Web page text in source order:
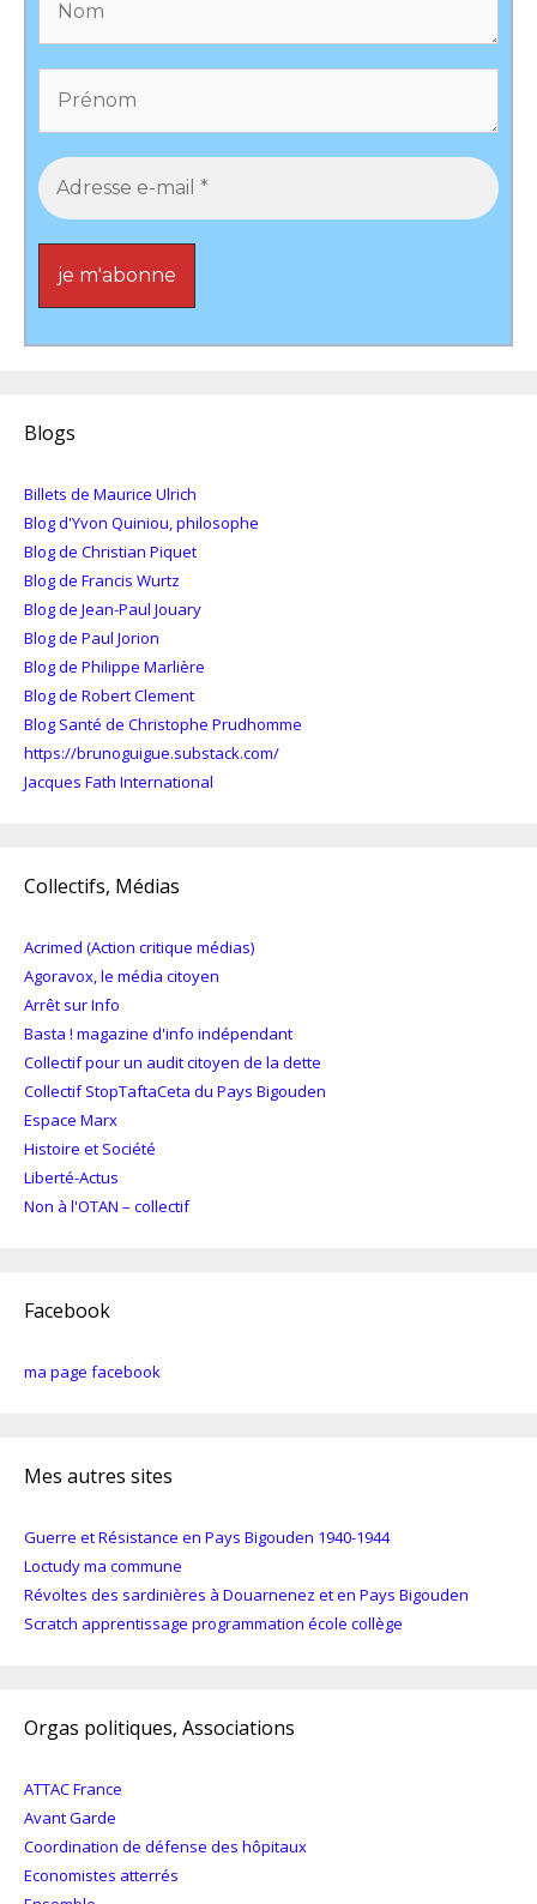
Blogs
Billets de Maurice Ulrich
Blog d'Yvon Quiniou, philosophe
Blog de Christian Piquet
Blog de Francis Wurtz
Blog de Jean-Paul Jouary
Blog de Paul Jorion
Blog de Philippe Marlière
Blog de Robert Clement
Blog Santé de Christophe Prudhomme
https://brunoguigue.substack.com/
Jacques Fath International
Collectifs, Médias
Acrimed (Action critique médias)
Agoravox, le média citoyen
Arrêt sur Info
Basta ! magazine d'info indépendant
Collectif pour un audit citoyen de la dette
Collectif StopTaftaCeta du Pays Bigouden
Espace Marx
Histoire et Société
Liberté-Actus
Non à l'OTAN – collectif
Facebook
ma page facebook
Mes autres sites
Guerre et Résistance en Pays Bigouden 1940-1944
Loctudy ma commune
Révoltes des sardinières à Douarnenez et en Pays Bigouden
Scratch apprentissage programmation école collège
Orgas politiques, Associations
ATTAC France
Avant Garde
Coordination de défense des hôpitaux
Economistes atterrés